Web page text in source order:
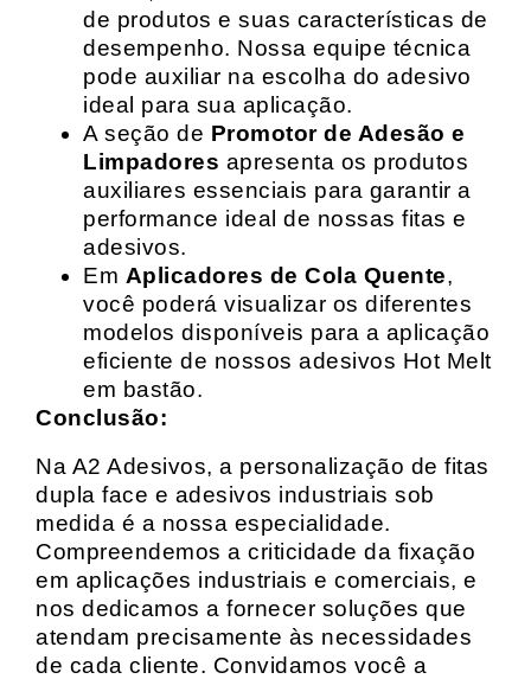
de produtos e suas características de
desempenho. Nossa equipe técnica
pode auxiliar na escolha do adesivo
ideal para sua aplicação.
A seção de Promotor de Adesão e
Limpadores apresenta os produtos
auxiliares essenciais para garantir a
performance ideal de nossas fitas e
adesivos.
Em Aplicadores de Cola Quente,
você poderá visualizar os diferentes
modelos disponíveis para a aplicação
eficiente de nossos adesivos Hot Melt
em bastão.
Conclusão:
Na A2 Adesivos, a personalização de fitas
dupla face e adesivos industriais sob
medida é a nossa especialidade.
Compreendemos a criticidade da fixação
em aplicações industriais e comerciais, e
nos dedicamos a fornecer soluções que
atendam precisamente às necessidades
de cada cliente. Convidamos você a